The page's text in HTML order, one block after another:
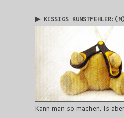
▶ KISSIGS
Kann man so machen. Is